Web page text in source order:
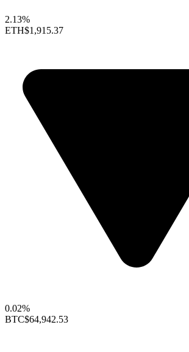
2.13%
ETH$1,915.37
0.02%
BTC$64,942.53